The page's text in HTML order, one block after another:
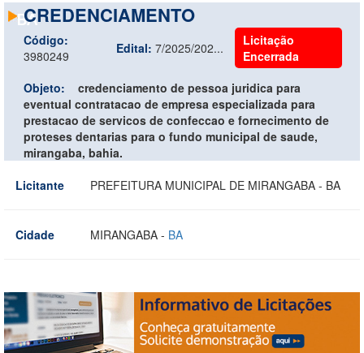
BA
CREDENCIAMENTO
Código:
3980249
Edital: 7/2025/202...
Licitação
Encerrada
Objeto:
credenciamento de pessoa juridica para
eventual contratacao de empresa especializada para
prestacao de servicos de confeccao e fornecimento de
proteses dentarias para o fundo municipal de saude,
mirangaba, bahia.
Licitante
PREFEITURA MUNICIPAL DE MIRANGABA - BA
Cidade MIRANGABA - BA